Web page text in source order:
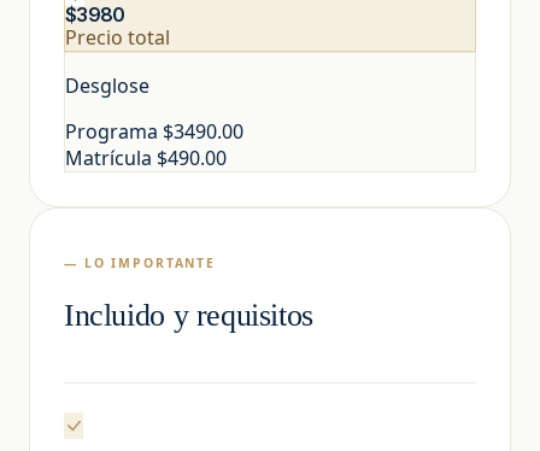
$3980
Precio total
Desglose
Programa $3490.00
Matrícula $490.00
— LO IMPORTANTE
Incluido y requisitos